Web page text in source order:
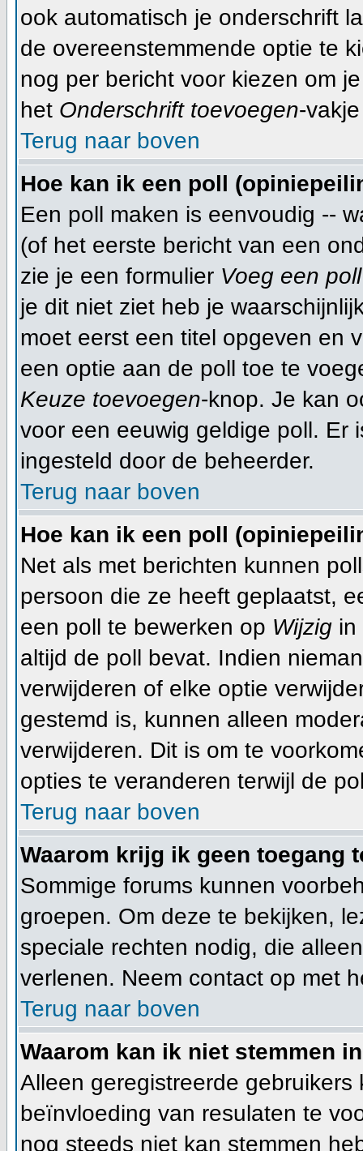
ook automatisch je onderschrift
de overeenstemmende optie te
nog per bericht voor kiezen om
het Onderschrift toevoegen-
Terug naar boven
Hoe kan ik een poll
Een poll maken is eenvoudig --
(of het eerste bericht van een
zie je een formulier Voeg een
je dit niet ziet heb je
moet eerst een titel opgeven en
een optie aan de poll toe te
Keuze toevoegen-knop. Je kan
voor een eeuwig geldige poll. Er
ingesteld door de beheerder.
Terug naar boven
Hoe kan ik een poll
Net als met berichten kunnen
persoon die ze heeft geplaatst,
een poll te bewerken op Wijzig in
altijd de poll bevat. Indien
verwijderen of elke optie
gestemd is, kunnen alleen
verwijderen. Dit is om te
opties te veranderen terwijl de
Terug naar boven
Waarom krijg ik geen toegang
Sommige forums kunnen
groepen. Om deze te bekijken,
speciale rechten nodig, die
verlenen. Neem contact op met
Terug naar boven
Waarom kan ik niet stemmen
Alleen geregistreerde
beïnvloeding van resulaten te
nog steeds niet kan stemmen